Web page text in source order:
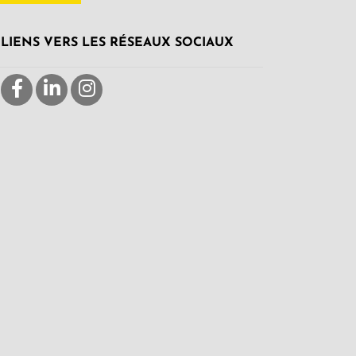
LIENS VERS LES RÉSEAUX SOCIAUX